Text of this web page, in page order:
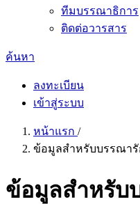
ทีมบรรณาธิการ
ติดต่อวารสาร
ค้นหา
ลงทะเบียน
เข้าสู่ระบบ
หน้าแรก /
ข้อมูลสำหรับบรรณา
ข้อมูลสำหรับ